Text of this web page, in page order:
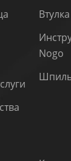
Втулка
Nogo